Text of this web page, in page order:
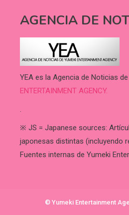
AGENCIA DE
YEA es la Agencia de Noticias de
ENTERTAINMENT AGENCY.
.
※ JS = Japanese sources:
japonesas distintas (incluyendo
Fuentes internas de Yumeki
© Yumeki Entertainment